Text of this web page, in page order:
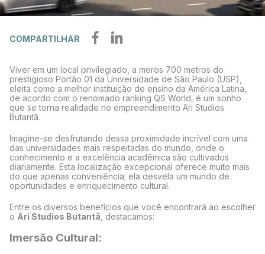
COMPARTILHAR
Viver em um local privilegiado, a meros 700 metros do
prestigioso Portão 01 da Universidade de São Paulo (USP),
eleita como a melhor instituição de ensino da América Latina,
de acordo com o renomado ranking QS World, é um sonho
que se torna realidade no empreendimento Ari Studios
Butantã.
Imagine-se desfrutando dessa proximidade incrível com uma
das universidades mais respeitadas do mundo, onde o
conhecimento e a excelência acadêmica são cultivados
diariamente. Esta localização excepcional oferece muito mais
do que apenas conveniência; ela desvela um mundo de
oportunidades e enriquecimento cultural.
Entre os diversos benefícios que você encontrará ao escolher
o Ari Studios Butantã , destacamos:
Imersão Cultural: